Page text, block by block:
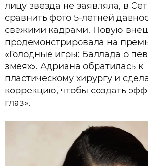
лицу звезда не заявляла, в
сравнить фото 5-летней
свежими кадрами. Новую
продемонстрировала на
«Голодные игры: Баллада о
змеях». Адриана обратилась к
пластическому хирургу и
коррекцию, чтобы создать
глаз».